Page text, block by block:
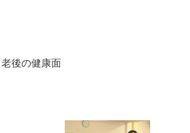
老後の健康面